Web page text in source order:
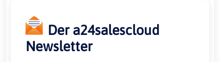
Der a24salescloud
Newsletter